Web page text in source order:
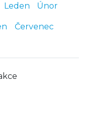
Leden Únor
Červenec